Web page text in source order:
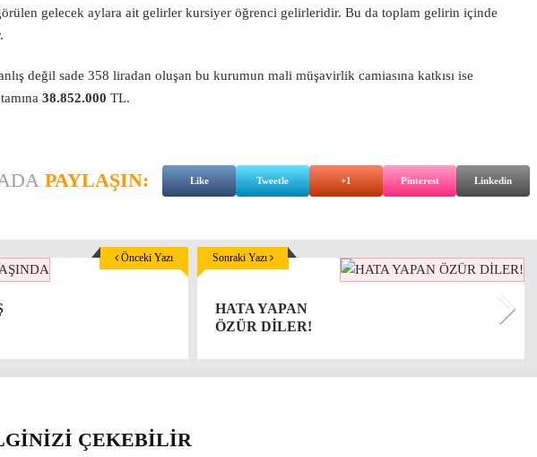
gelecek aylara ait gelirler kursiyer öğrenci gelirleridir. Bu da toplam gelirin içinde
değil sade 358 liradan oluşan bu kurumun mali müşavirlik camiasına katkısı ise
38.852.000 TL.
PAYLAŞIN: Like Tweetle +1 Pinterest Linkedin
Önceki Yazı
HATA YAPAN
ÖZÜR DİLER!
Sonraki Yazı
ÇEKEBİLİR